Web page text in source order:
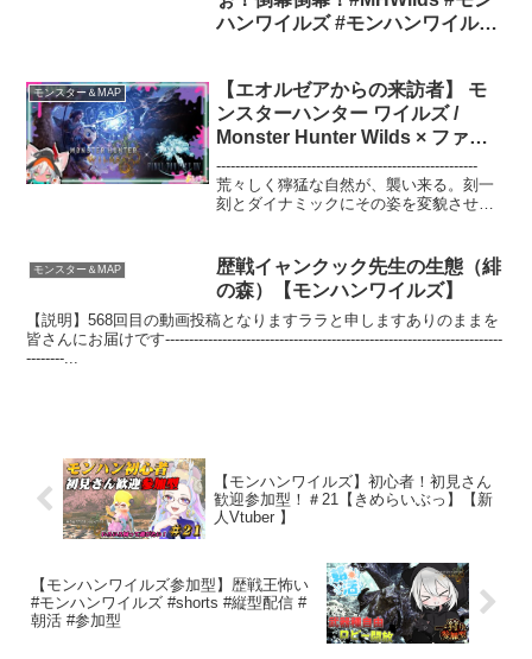
ハンワイルズ #モンハンワイルズ
モンスター＆MAP
【エオルゼアからの来訪者】 モ
ンスターハンター ワイルズ /
Monster Hunter Wilds × ファイ
プラネテス】
-------------------------------------------------------
荒々しく獰猛な自然が、襲い来る。刻一
刻とダイナミックにその姿を変貌させる
モンスター＆MAP
歴戦イャンクック先生の生態（緋
の森）【モンハンワイルズ】
【説明】568回目の動画投稿となりますララと申しますありのままを
皆さんにお届けです-----------------------------------------------------------------------
--------...
【モンハンワイルズ】初心者！初見さん
歓迎参加型！＃21【きめらいぶっ】【新
人Vtuber 】
【モンハンワイルズ参加型】歴戦王怖い
#モンハンワイルズ #shorts #縦型配信 #
朝活 #参加型